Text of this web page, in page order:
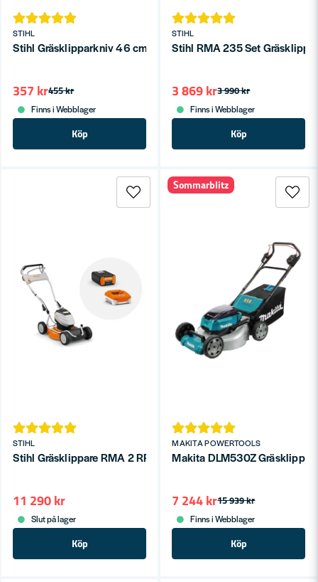
STIHL
Stihl Gräsklipparkniv 46 cm – För RM 2 R, RM 2 RT, RM 2 RC
455 kr
357 kr
Finns i Webblager
Köp
STIHL
Stihl RMA 235 Set
3 990 kr
3 869 kr
Finns i Webblager
Köp
STIHL
Stihl Gräsklippare RMA 2 RPV Batteridriven 36V (AP 300 S,
11 290 kr
Slut på lager
Köp
MAKITA POWERTOOLS
Makita DLM530Z
15 939 kr
7 244 kr
Finns i Webblager
Köp
Sommarblitz